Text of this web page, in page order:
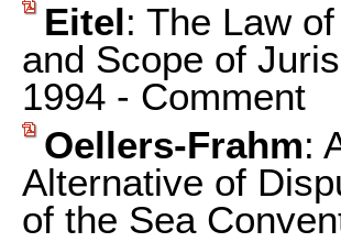
Eitel: The Law
and Scope of
1994 - Comment
Oellers-Frahm:
Alternative of
of the Sea